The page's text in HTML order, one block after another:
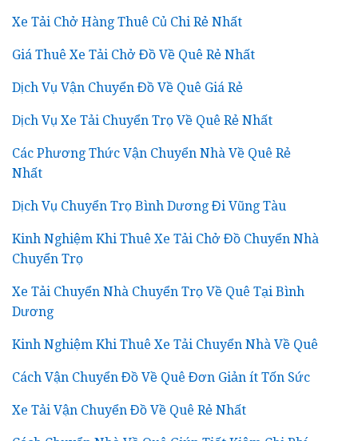
Xe Tải Chở Hàng Thuê Củ Chi Rẻ Nhất
Giá Thuê Xe Tải Chở Đồ Về Quê Rẻ Nhất
Dịch Vụ Vận Chuyển Đồ Về Quê Giá Rẻ
Dịch Vụ Xe Tải Chuyển Trọ Về Quê Rẻ Nhất
Các Phương Thức Vận Chuyển Nhà Về Quê Rẻ
Nhất
Dịch Vụ Chuyển Trọ Bình Dương Đi Vũng Tàu
Kinh Nghiệm Khi Thuê Xe Tải Chở Đồ Chuyển Nhà
Chuyển Trọ
Xe Tải Chuyển Nhà Chuyển Trọ Về Quê Tại Bình
Dương
Kinh Nghiệm Khi Thuê Xe Tải Chuyển Nhà Về Quê
Cách Vận Chuyển Đồ Về Quê Đơn Giản ít Tốn Sức
Xe Tải Vận Chuyển Đồ Về Quê Rẻ Nhất